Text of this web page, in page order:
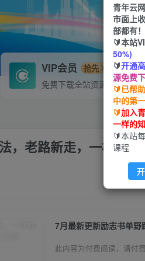
VIP会员 抢先
免费下载全站资源
，老路新走，一样赚钱
此内容为付费阅读，请付
青年云
市面上
部都有！
🔰本站
50%)
🔰开通
源免费
🔰已帮
中的第
🔰加入
一样的
🔰本站
课程